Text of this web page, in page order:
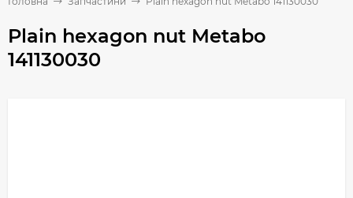
Plain hexagon nut Metabo
141130030